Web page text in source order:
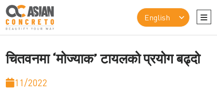
चितवनमा ‘मोज्याक’ टायलको प्रयोग बढ्दो
11/2022